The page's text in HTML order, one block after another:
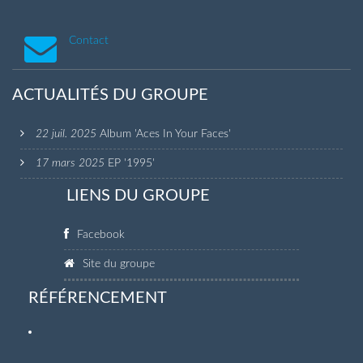
Contact
ACTUALITÉS DU GROUPE
22 juil. 2025 Album 'Aces In Your Faces'
17 mars 2025 EP '1995'
LIENS DU GROUPE
Facebook
Site du groupe
RÉFÉRENCEMENT